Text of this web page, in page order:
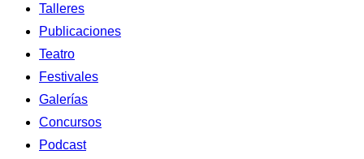
Talleres
Publicaciones
Teatro
Festivales
Galerías
Concursos
Podcast